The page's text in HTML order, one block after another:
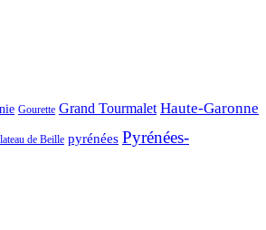
Gourette Grand Tourmalet Haute-Garonne
de Beille pyrénées Pyrénées-